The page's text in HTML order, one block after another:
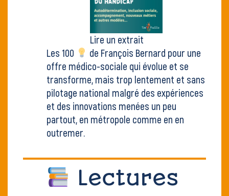
Lire un extrait
Les 100
de François Bernard pour une
offre médico-sociale qui évolue et se
transforme, mais trop lentement et sans
pilotage national malgré des expériences
et des innovations menées un peu
partout, en métropole comme en en
outremer.
Lectures